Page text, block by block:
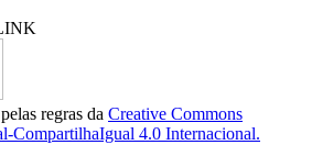
regras da Creative Commons
CompartilhaIgual 4.0 Internacional.